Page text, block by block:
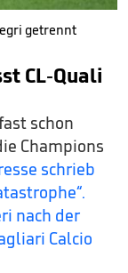
getrennt
CL-Quali
schon
Champions
schrieb
nach der
Calcio